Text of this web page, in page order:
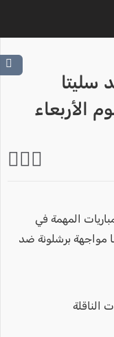
سليتا
الأربعاء
من المباريات المهمة في
مواجهة برشلونة ضد
الناقلة